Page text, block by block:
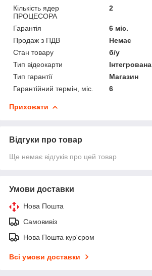
Кількість ядер
ПРОЦЕСОРА
2
Гарантія
6 міс.
Продаж з ПДВ
Немає
Стан товару
б/у
Тип відеокарти
Інтегрована
Тип гарантії
Магазин
Гарантійний термін, міс.
6
Приховати
Відгуки про товар
Ще немає відгуків про цей товар
Умови доставки
Нова Пошта
Самовивіз
Нова Пошта кур'єром
Всі умови доставки